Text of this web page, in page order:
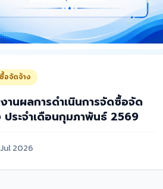
อจัดจ้าง
านผลการดำเนินการจัดซื้อจัด
ประจำเดือนกุมภาพันธ์ 2569
Jul 2026